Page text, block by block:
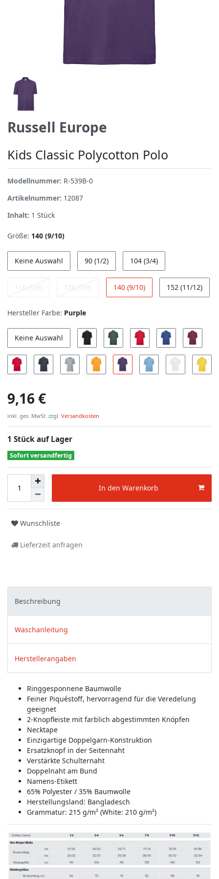
Russell Europe
Kids Classic Polycotton Polo
Modellnummer: R-539B-0
Artikelnummer: 12087
Inhalt: 1 Stück
Größe: 140 (9/10)
Keine Auswahl 90 (1/2) 104 (3/4)
116 (5/6) 128 (7/8) 140 (9/10) 152 (11/12)
Hersteller Farbe: Purple
Keine Auswahl
9,16 €
inkl. ges. MwSt. zzgl. Versandkosten
1 Stück auf Lager
Sofort versandfertig
In den Warenkorb
Wunschliste
Lieferzeit anfragen
Beschreibung
Waschanleitung
Herstellerangaben
Ringgesponnene Baumwolle
Feiner Piquéstoff, hervorragend für die Veredelung
geeignet
2-Knopfleiste mit farblich abgestimmten Knöpfen
Necktape
Einzigartige Doppelgarn-Konstruktion
Ersatzknopf in der Seitennaht
Verstärkte Schulternaht
Doppelnaht am Bund
Namens-Etikett
65% Polyester / 35% Baumwolle
Herstellungsland: Bangladesch
Grammatur: 215 g/m² (White: 210 g/m²)